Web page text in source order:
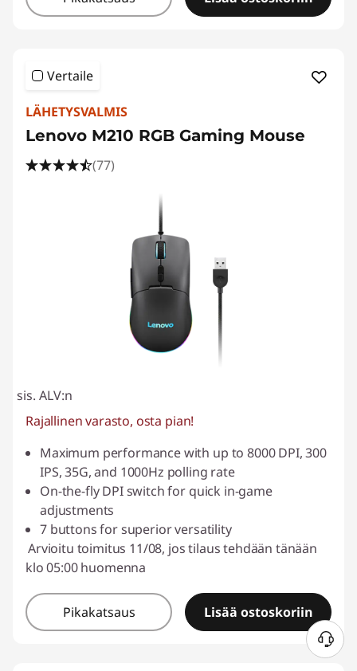
Vertaile
LÄHETYSVALMIS
Lenovo M210 RGB Gaming Mouse
(77)
sis. ALV:n
Rajallinen varasto, osta pian!
Maximum performance with up to 8000 DPI, 300
IPS, 35G, and 1000Hz polling rate
On-the-fly DPI switch for quick in-game
adjustments
7 buttons for superior versatility
Arvioitu toimitus 11/08, jos tilaus tehdään tänään
klo 05:00 huomenna
Pikakatsaus Lisää ostoskoriin